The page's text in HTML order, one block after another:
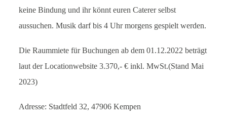
keine Bindung und ihr könnt euren Caterer selbst
aussuchen. Musik darf bis 4 Uhr morgens gespielt werden.
Die Raummiete für Buchungen ab dem 01.12.2022 beträgt
laut der Locationwebsite 3.370,- € inkl. MwSt.(Stand Mai
2023)
Adresse: Stadtfeld 32, 47906 Kempen